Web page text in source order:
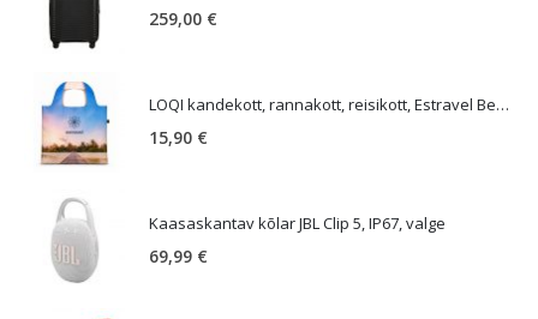
259,00 €
LOQI kandekott, rannakott, reisikott, Estravel Beach Bag
15,90 €
Kaasaskantav kõlar JBL Clip 5, IP67, valge
69,99 €